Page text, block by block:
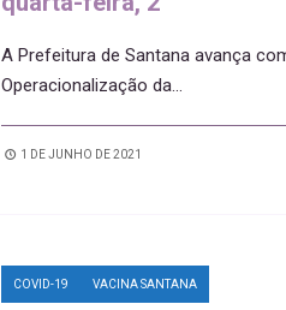
A Prefeitura de Santana avança
Operacionalização da...
1 DE JUNHO DE 2021
COVID-19 VACINA SANTANA